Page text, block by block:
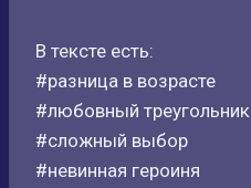
В тексте есть:
#разница в возрасте
#любовный треугольник
#сложный выбор
#невинная героиня